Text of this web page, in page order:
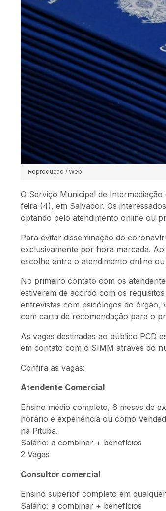
Reprodução / Web
O Serviço Municipal de
feira (4), em Salvador. Os
optando pelo atendimento online ou
Para evitar disseminação do
exclusivamente por hora marcada.
escolhe entre o atendimento online
No primeiro contato com os
estiverem de acordo com os
entrevistas com psicólogos do órgão,
com carta de recomendação para o
As vagas destinadas ao público PCD
em contato com o SIMM através do
Confira as vagas:
Atendente Comercial
Ensino médio completo, 6 meses de
horário e experiência ou como
na Pituba.
Salário: a combinar + benefícios
2 Vagas
Consultor comercial
Ensino superior completo em
Salário: a combinar + benefícios